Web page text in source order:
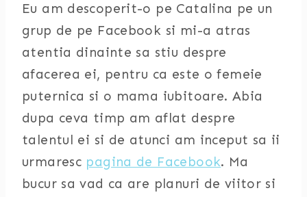
Eu am descoperit-o pe Catalina pe un
grup de pe Facebook si mi-a atras
atentia dinainte sa stiu despre
afacerea ei, pentru ca este o femeie
puternica si o mama iubitoare. Abia
dupa ceva timp am aflat despre
talentul ei si de atunci am inceput sa ii
urmaresc pagina de Facebook. Ma
bucur sa vad ca are planuri de viitor si